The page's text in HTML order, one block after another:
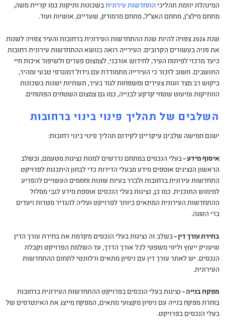
המינהלת יוזמת תהליכי התחדשות עירונית בשכונות ותיקות כמו קריית משה,
מתחם מילצ'ן, מתחם האצ"ל, מתחם מרמורק, שעריים, אושיות ועוד.
שנת 2026 צפויה להיות שנת ההתחדשות העירונית ברחובות והעיר צפויה לשנות
את פניה בעשורים הקרובים. העירייה רואה בנושא ההתחדשות עירונית רחובות
כיעד מרכזי לפיתוח העיר, לחידוש אורבני, לצמצום פערים ולשיפור איכות חיי
התושבים. חשוב לזכור כי העירייה מתמודדת עם גידול דמוגרפי טבעי ומהיר,
ביקוש רב מצד זוגות צעירים ומשפחות לגור בעיר, תשתיות ישנות בשכונות
הוותיקות ומיעוט שטחי קרקע לבנייה, כמו גם צמצום השטחים הפתוחים.
השלבים של תהליך פינוי בינוי ברחובות
ישנם חמישה שלבים עיקריים לקידום תהליך פינוי בינוי רחובות:
איסוף מידע – בעלי הנכסים במתחם נדרשים למנות נציגות מטעמם, ובשלב
הראשון הנציגים אוספים מידע מבעלי הדירות כדי לבחון היתכנות לפרויקט
התחדשות עירונית ברחובות ולברר בעיות שונות וחסמים העשויים להפריע
למימוש התוכנית. כמו כן, נציגות בעלי הנכסים אוספת מידע לגבי מסלול
ההתחדשות העירונית המתאים ביותר לפרויקט ועליה להגדיר מטרות ויעדים
ברי השגה.
בחירת עורך דין – בשלב זה נציגות בעלי הנכסים מקדמת את בחירת עורך הדין
שיעניק ייעוץ וליווי משפטי לכל אורך הדרך, עד השלמת הפרויקט וקבלת
הנכסים. יש לאתר עורך דין עם ניסיון מתאים ורלוונטי לתחום ההתחדשות
העירונית.
מפקח בנייה – נציגות בעלי הנכסים בפרויקט ההתחדשות העירונית ברחובות
בוחרת מפקח בנייה עם ניסיון מקצועי מתאים, המפקח מייצג את האינטרסים של
בעלי הנכסים בפרויקט.